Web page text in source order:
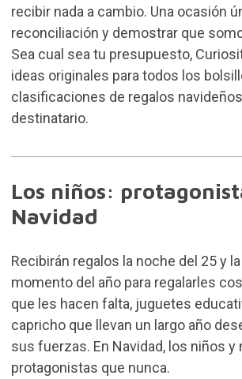
recibir nada a cambio. Una ocasión
reconciliación y demostrar que
Sea cual sea tu presupuesto,
ideas originales para todos los
clasificaciones de regalos
destinatario.
Los niños:
Navidad
Recibirán regalos la noche del 25 y
momento del año para regalarles
que les hacen falta, juguetes
capricho que llevan un largo año
sus fuerzas. En Navidad, los niños y
protagonistas que nunca.